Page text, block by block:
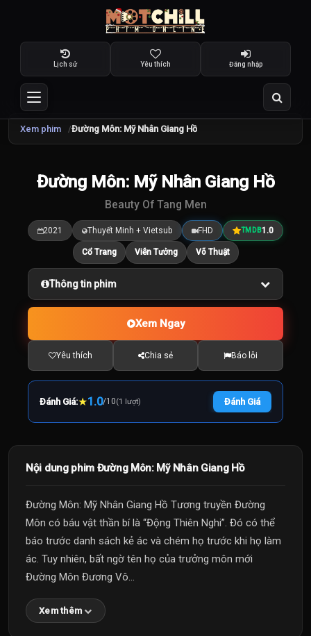
Lịch sử Yêu thích Đăng nhập
Xem phim Đường Môn: Mỹ Nhân Giang Hồ
1.0 /10
Đường Môn: Mỹ Nhân Giang Hồ
Beauty Of Tang Men
2021 Thuyết Minh + Vietsub FHD TMDB1.0
Cổ Trang Viễn Tưởng Võ Thuật
Thông tin phim
Xem Ngay
Yêu thích Chia sẻ Báo lỗi
Đánh Giá:★1.0/10(1 lượt) Đánh Giá
Nội dung phim Đường Môn: Mỹ Nhân Giang Hồ
Đường Môn: Mỹ Nhân Giang Hồ Tương truyền Đường
Môn có báu vật thần bí là “Động Thiên Nghi”. Đó có thể
báo trước danh sách kẻ ác và chém họ trước khi họ làm
ác. Tuy nhiên, bất ngờ tên họ của trưởng môn mới
Đường Môn Đương Vô...
Xem thêm